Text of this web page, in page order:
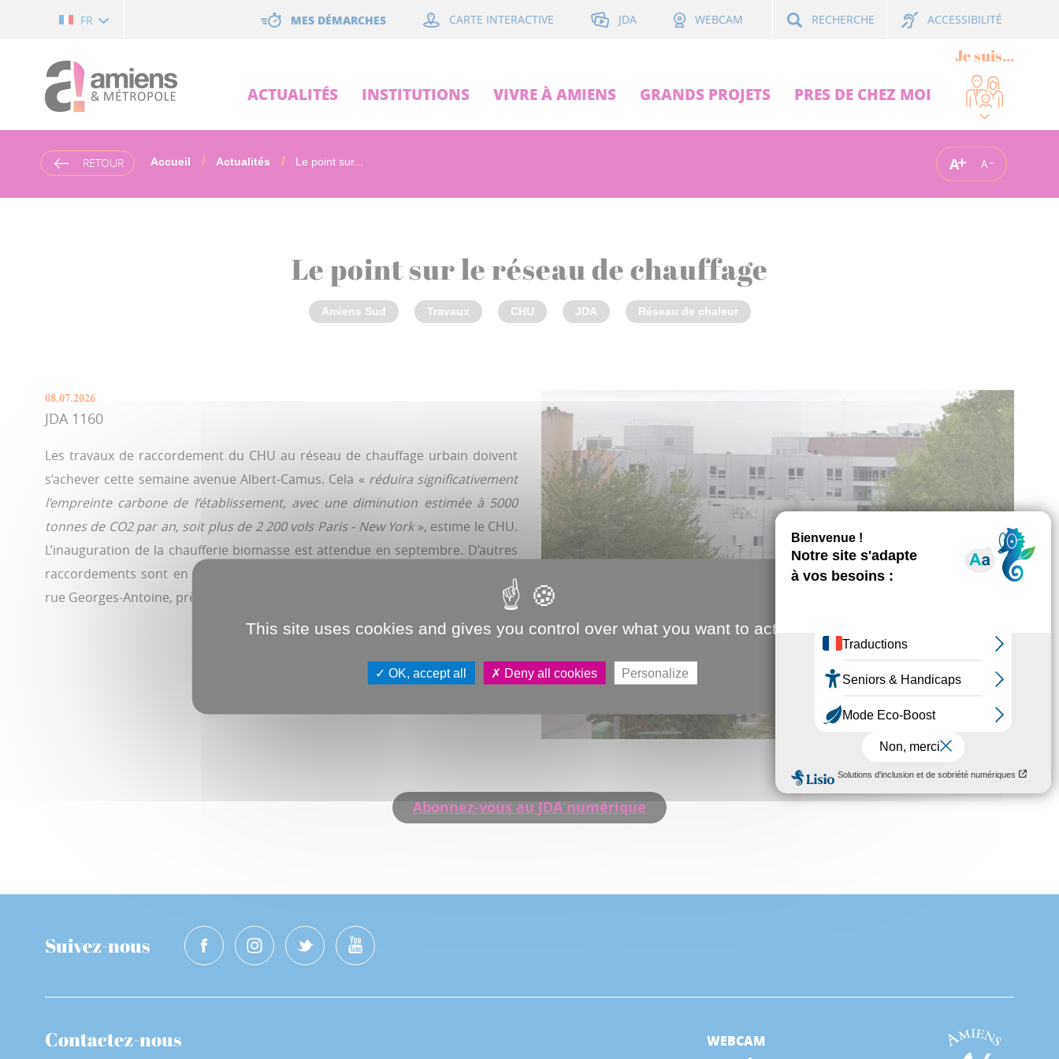
FR MES DÉMARCHES CARTE INTERACTIVE JDA WEBCAM RECHERCHE ACCESSIBILITÉ
ACTUALITÉS INSTITUTIONS VIVRE À AMIENS GRANDS PROJETS PRES DE CHEZ MOI
Je suis...
RETOUR Accueil Actualités Le point sur... A A
Le point sur le réseau de chauffage
Amiens Sud Travaux CHU JDA Réseau de chaleur
08.07.2026
JDA 1160
Les travaux de raccordement du CHU au réseau de chauffage urbain doivent
s’achever cette semaine avenue Albert-Camus. Cela « réduira significativement
l’empreinte carbone de l’établissement, avec une diminution estimée à 5000
tonnes de CO2 par an, soit plus de 2 200 vols Paris - New York», estime le CHU.
L’inauguration de la chaufferie biomasse est attendue en septembre. D’autres
raccordements sont en cours ou prévus cet été à Intercampus, Pierre-Rollin,
rue Georges-Antoine, près de l’étang de Rivery ou avenue du 14-Juillet-1789.
Jean-Christophe Fouquet
Abonnez-vous au JDA numérique
Suivez-nous
Contactez-nous
WEBCAM
This site uses cookies and gives you control over what you want to activate
OK, accept all Deny all cookies Personalize